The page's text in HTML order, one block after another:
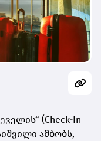
(Check-In
ამბობს,